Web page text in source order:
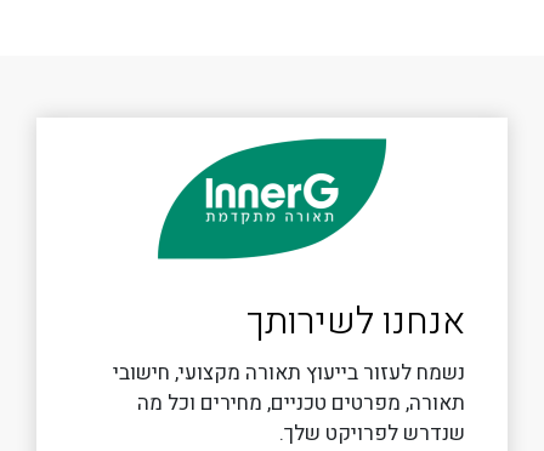
אנחנו לשירותך
נשמח לעזור בייעוץ תאורה מקצועי, חישובי
תאורה, מפרטים טכניים, מחירים וכל מה
שנדרש לפרויקט שלך.